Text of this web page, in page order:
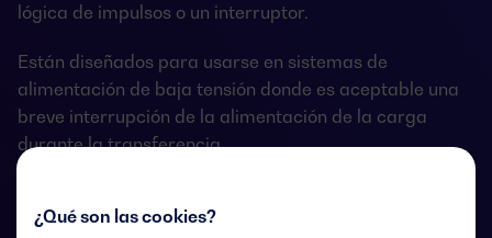
¿Qué son las cookies?
lógica de impulsos o un interruptor.
Están diseñados para usarse en sistemas de
alimentación de baja tensión donde es aceptable una
breve interrupción de la alimentación de la carga
durante la transferencia.